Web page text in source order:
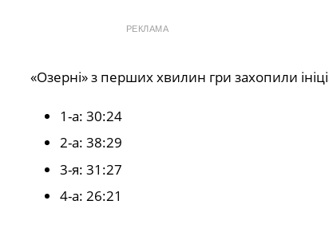
РЕКЛАМА
«Озерні» з перших хвилин гри захопили
1-а: 30:24
2-а: 38:29
3-я: 31:27
4-а: 26:21